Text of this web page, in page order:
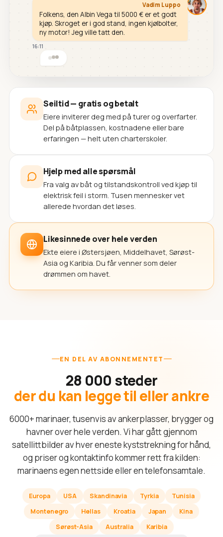
Vadim Luppo
Folkens, den Albin Vega til 5000 € er et godt
kjøp. Skroget er i god stand, ingen kjølbolter,
ny motor! Jeg ville tatt den.
16:11
Seiltid — gratis og betalt
Eiere inviterer deg med på turer og overfarter.
Del på båtplassen, kostnadene eller bare
erfaringen — helt uten charterskoler.
Hjelp med alle spørsmål
Fra valg av båt og tilstandskontroll ved kjøp til
elektrisk feil i storm. Tusen mennesker vet
allerede hvordan det løses.
Likesinnede over hele verden
Ekte eiere i Østersjøen, Middelhavet, Sørøst-
Asia og Karibia. Du får venner som deler
drømmen om havet.
EN DEL AV ABONNEMENTET
28 000 steder
der du kan legge til eller ankre
6000+ marinaer, tusenvis av ankerplasser, brygger og
havner over hele verden. Vi har gått gjennom
satellittbilder av hver eneste kyststrekning for hånd,
og priser og kontaktinfo kommer rett fra kilden:
marinaens egen nettside eller en telefonsamtale.
Europa USA Skandinavia Tyrkia
Tunisia
Montenegro
Hellas Kroatia Japan
Kina
Sørøst-Asia
Australia
Karibia